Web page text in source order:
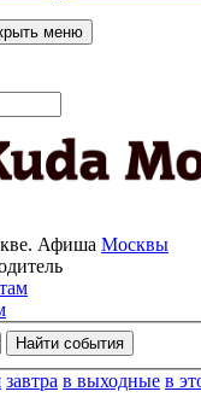
меню
Афиша Москвы
завтра в выходные в